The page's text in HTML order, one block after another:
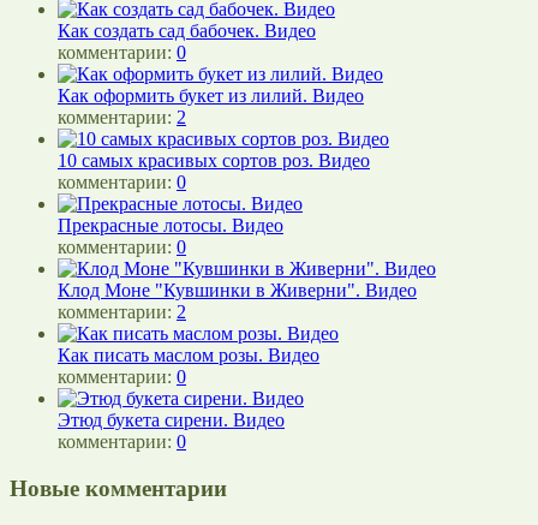
Как создать сад бабочек. Видео
комментарии: 0
Как оформить букет из лилий. Видео
комментарии: 2
10 самых красивых сортов роз. Видео
комментарии: 0
Прекрасные лотосы. Видео
комментарии: 0
Клод Моне "Кувшинки в Живерни". Видео
комментарии: 2
Как писать маслом розы. Видео
комментарии: 0
Этюд букета сирени. Видео
комментарии: 0
Новые комментарии